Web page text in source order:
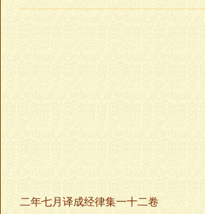
二年七月译成经律集一十二卷